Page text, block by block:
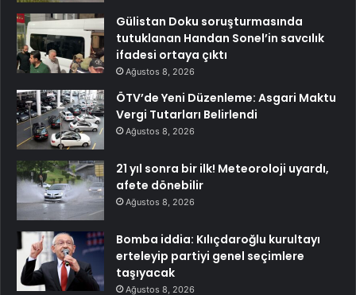
Gülistan Doku soruşturmasında
tutuklanan Handan Sonel’in savcılık
ifadesi ortaya çıktı
Ağustos 8, 2026
ÖTV’de Yeni Düzenleme: Asgari Maktu
Vergi Tutarları Belirlendi
Ağustos 8, 2026
21 yıl sonra bir ilk! Meteoroloji uyardı,
afete dönebilir
Ağustos 8, 2026
Bomba iddia: Kılıçdaroğlu kurultayı
erteleyip partiyi genel seçimlere
taşıyacak
Ağustos 8, 2026